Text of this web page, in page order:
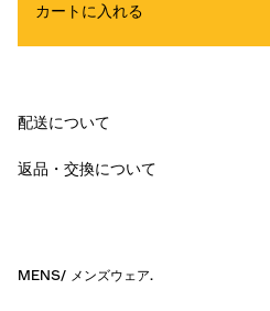
カートに入れる
配送について
返品・交換について
MENS/ メンズウェア.